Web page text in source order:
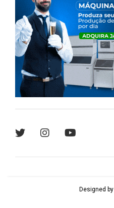
Designed by